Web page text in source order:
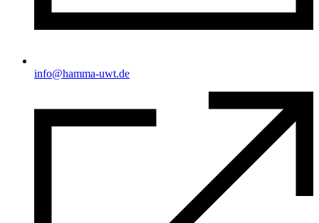
info@hamma-uwt.de